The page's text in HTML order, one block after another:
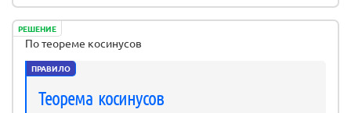
РЕШЕНИЕ
По теореме косинусов
ПРАВИЛО
Теорема косинусов